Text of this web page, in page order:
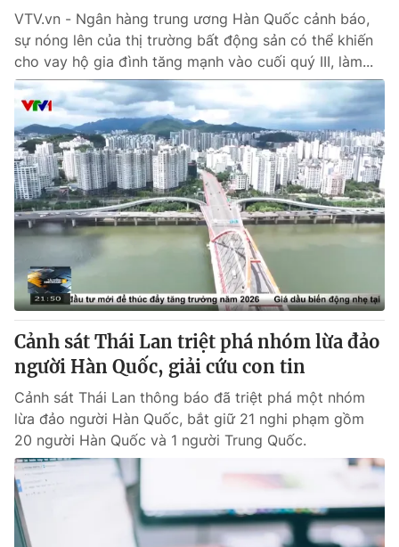
VTV.vn - Ngân hàng trung ương Hàn Quốc cảnh báo,
sự nóng lên của thị trường bất động sản có thể khiến
cho vay hộ gia đình tăng mạnh vào cuối quý III, làm...
Cảnh sát Thái Lan triệt phá nhóm lừa đảo
người Hàn Quốc, giải cứu con tin
Cảnh sát Thái Lan thông báo đã triệt phá một nhóm
lừa đảo người Hàn Quốc, bắt giữ 21 nghi phạm gồm
20 người Hàn Quốc và 1 người Trung Quốc.